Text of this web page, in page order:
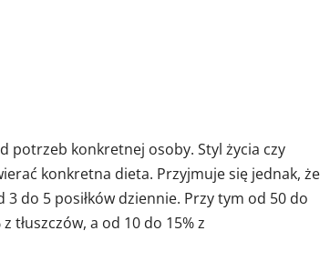
potrzeb konkretnej osoby. Styl życia czy
konkretna dieta. Przyjmuje się jednak, że
do 5 posiłków dziennie. Przy tym od 50 do
tłuszczów, a od 10 do 15% z